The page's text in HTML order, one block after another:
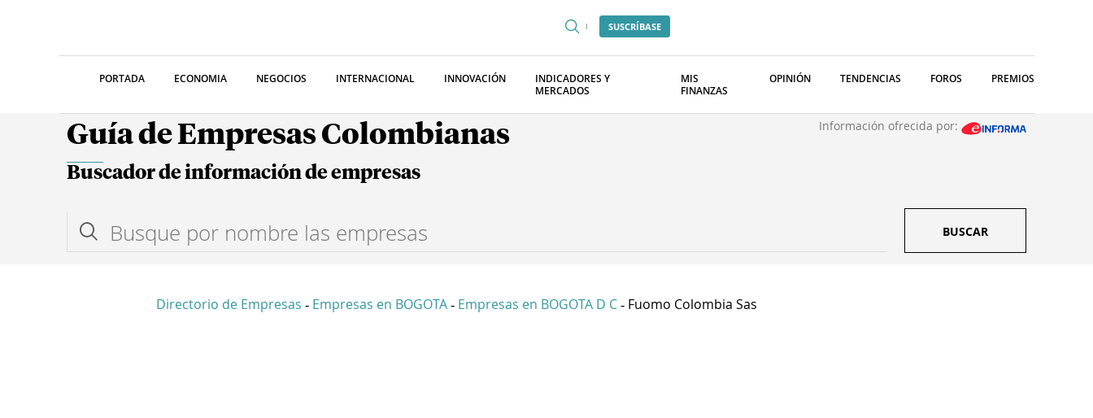
SUSCRÍBASE
PORTADA ECONOMIA NEGOCIOS INTERNACIONAL INNOVACIÓN
INDICADORES Y
MERCADOS
MIS
FINANZAS
OPINIÓN TENDENCIAS FOROS PREMIOS
Guía de Empresas Colombianas Información ofrecida por:
Buscador de información de empresas
BUSCAR
Directorio de Empresas - Empresas en BOGOTA - Empresas en BOGOTA D C - Fuomo Colombia Sas